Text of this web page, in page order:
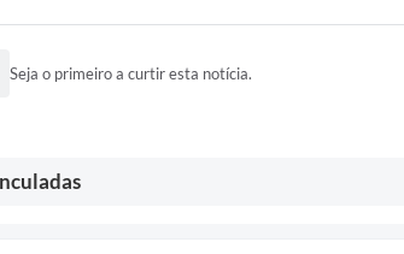
Seja o primeiro a curtir esta notícia.